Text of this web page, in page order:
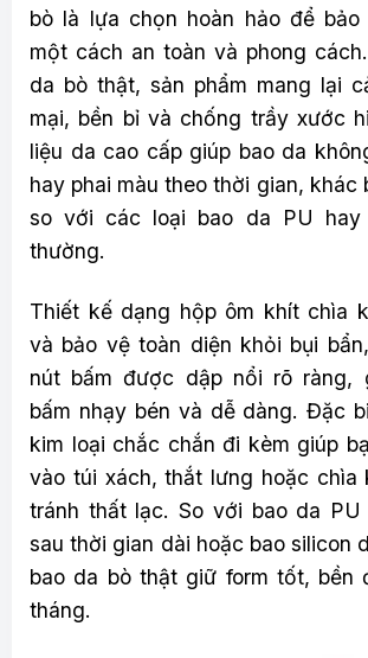
bò là lựa chọn hoàn hảo để bảo
một cách an toàn và phong
da bò thật, sản phẩm mang lại
mại, bền bỉ và chống trầy xước
liệu da cao cấp giúp bao da
hay phai màu theo thời gian, khác
so với các loại bao da PU hay
thường.
Thiết kế dạng hộp ôm khít chìa
và bảo vệ toàn diện khỏi bụi
nút bấm được dập nổi rõ ràng,
bấm nhạy bén và dễ dàng. Đặc
kim loại chắc chắn đi kèm giúp
vào túi xách, thắt lưng hoặc chìa
tránh thất lạc. So với bao da
sau thời gian dài hoặc bao silicon
bao da bò thật giữ form tốt, bền
tháng.